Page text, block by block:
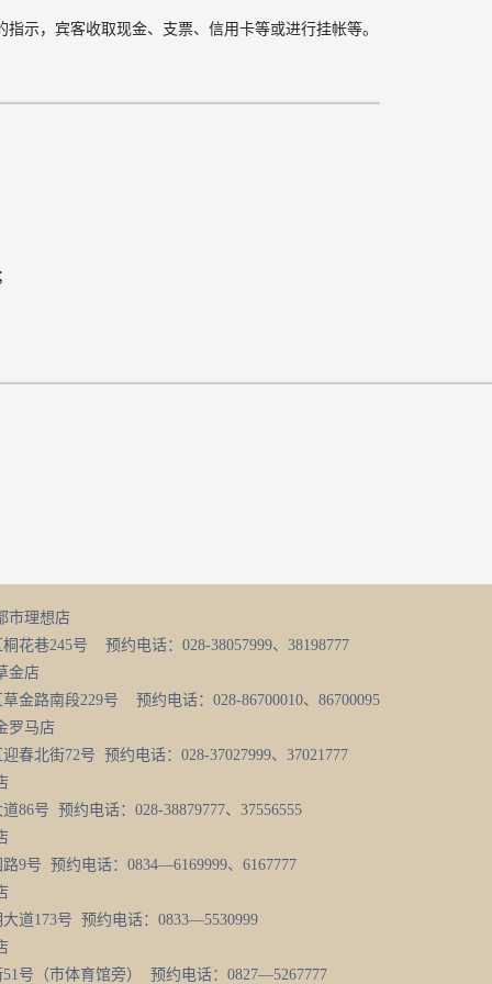
示，宾客收取现金、支票、信用卡等或进行挂帐等。
市理想店
花巷245号 预约电话：028-38057999、38198777
金店
金路南段229号 预约电话：028-86700010、86700095
罗马店
春北街72号 预约电话：028-37027999、37021777
86号 预约电话：028-38879777、37556555
9号 预约电话：0834—6169999、6167777
道173号 预约电话：0833—5530999
号（市体育馆旁） 预约电话：0827—5267777